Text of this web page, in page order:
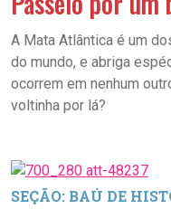
A Mata Atlântica é um
do mundo, e abriga
ocorrem em nenhum
voltinha por lá?
SEÇÃO: BAÚ DE